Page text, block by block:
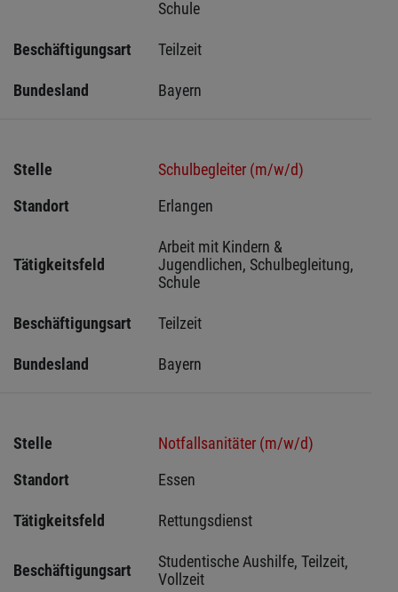
Schule
Beschäftigungsart Teilzeit
Bundesland Bayern
Stelle
Schulbegleiter (m/w/d)
Standort
Erlangen
Tätigkeitsfeld
Arbeit mit Kindern &
Jugendlichen, Schulbegleitung,
Schule
Beschäftigungsart Teilzeit
Bundesland Bayern
Stelle
Notfallsanitäter (m/w/d)
Standort
Essen
Tätigkeitsfeld Rettungsdienst
Beschäftigungsart
Studentische Aushilfe, Teilzeit,
Vollzeit